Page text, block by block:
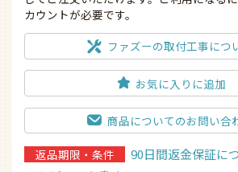
Amazon.co.jpにご登録の住所・クレジッ
してご注文いただけます。ご利用になる
カウントが必要です。
ファズーの取付工事につ
お気に入りに追加
商品についてのお問い合